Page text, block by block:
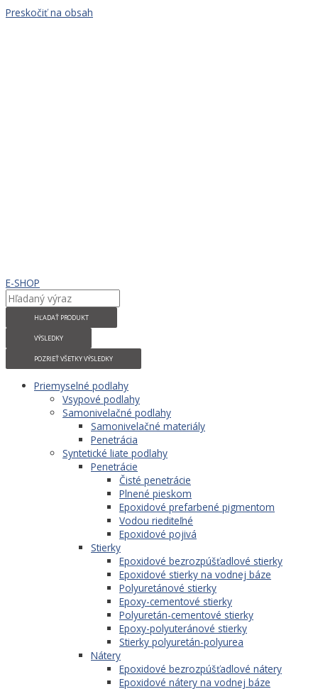
Preskočiť na obsah
E-SHOP
HĽADAŤ PRODUKT
VÝSLEDKY
POZRIEŤ VŠETKY VÝSLEDKY
Priemyselné podlahy
Vsypové podlahy
Samonivelačné podlahy
Samonivelačné materiály
Penetrácia
Syntetické liate podlahy
Penetrácie
Čisté penetrácie
Plnené pieskom
Epoxidové prefarbené pigmentom
Vodou riediteľné
Epoxidové pojivá
Stierky
Epoxidové bezrozpúšťadlové stierky
Epoxidové stierky na vodnej báze
Polyuretánové stierky
Epoxy-cementové stierky
Polyuretán-cementové stierky
Epoxy-polyuteránové stierky
Stierky polyuretán-polyurea
Nátery
Epoxidové bezrozpúšťadlové nátery
Epoxidové nátery na vodnej báze